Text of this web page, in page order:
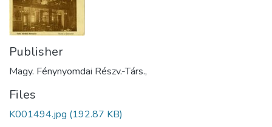
Publisher
Magy. Fénynyomdai Részv.-Társ.,
Files
K001494.jpg (192.87 KB)